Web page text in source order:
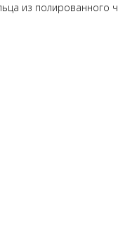
из полированного